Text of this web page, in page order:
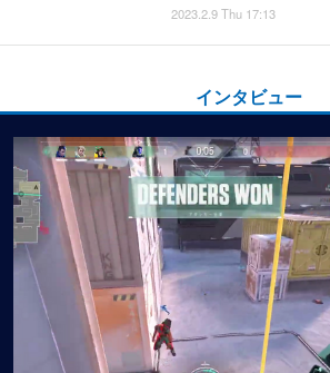
2023.2.9 Thu 17:13
インタビュー